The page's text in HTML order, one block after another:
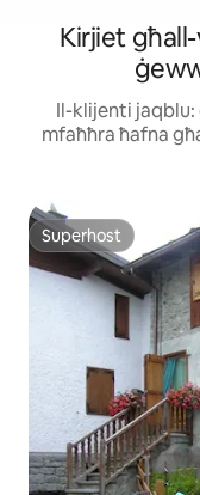
Kirjiet
Il-klijenti
mfaħħra ħafna
Superhost
Superhost